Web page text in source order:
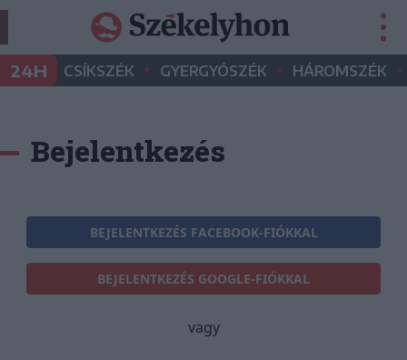
24H CSÍKSZÉK • GYERGYÓSZÉK • HÁROMSZÉK •
Bejelentkezés
BEJELENTKEZÉS FACEBOOK-FIÓKKAL
BEJELENTKEZÉS GOOGLE-FIÓKKAL
vagy